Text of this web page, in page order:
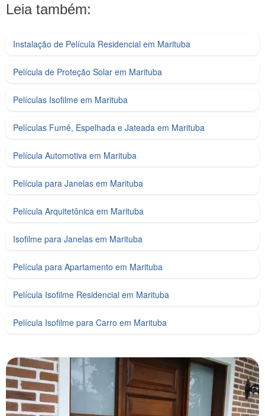
Leia também:
Instalação de Película Residencial em Marituba
Película de Proteção Solar em Marituba
Películas Isofilme em Marituba
Películas Fumê, Espelhada e Jateada em Marituba
Película Automotiva em Marituba
Película para Janelas em Marituba
Película Arquitetônica em Marituba
Isofilme para Janelas em Marituba
Película para Apartamento em Marituba
Película Isofilme Residencial em Marituba
Película Isofilme para Carro em Marituba